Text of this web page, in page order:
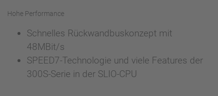
Hohe Performance
Schnelles Rückwandbuskonzept mit
48MBit/s
SPEED7-Technologie und viele Features der
300S-Serie in der SLIO-CPU